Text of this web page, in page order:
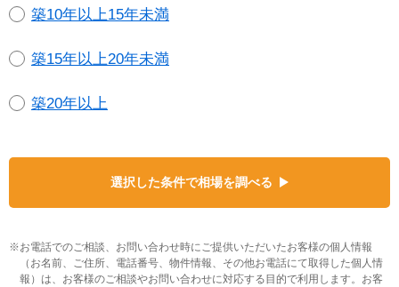
築10年以上15年未満
築15年以上20年未満
築20年以上
選択した条件で相場を調べる
お電話でのご相談、お問い合わせ時にご提供いただいたお客様の個人情報
（お名前、ご住所、電話番号、物件情報、その他お電話にて取得した個人情
報）は、お客様のご相談やお問い合わせに対応する目的で利用します。お客